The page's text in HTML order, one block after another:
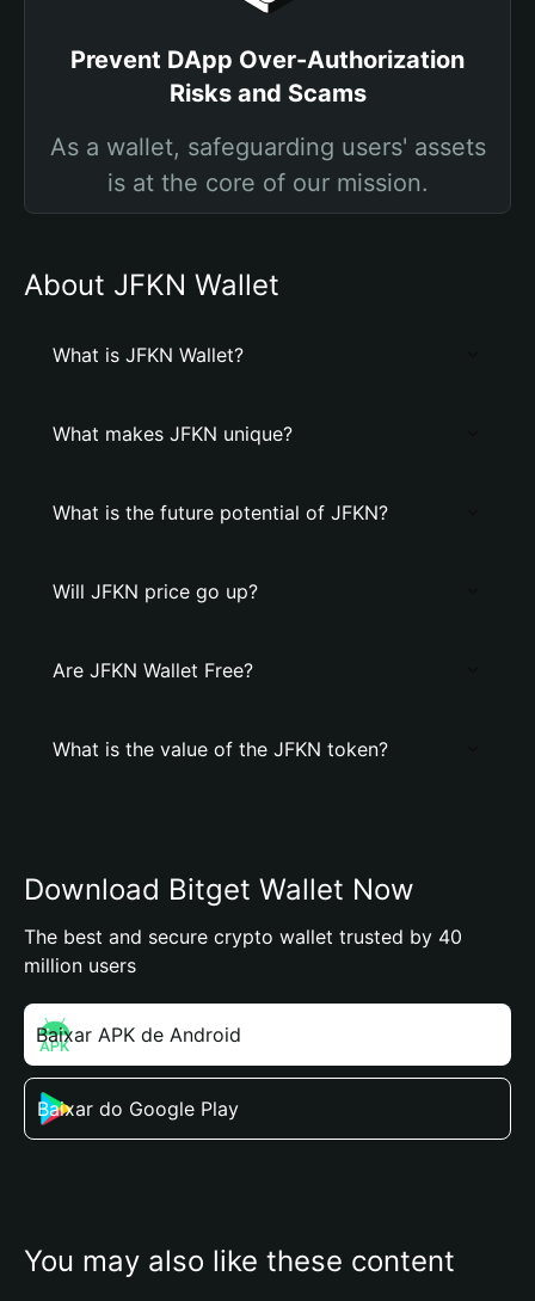
Prevent DApp Over-Authorization
Risks and Scams
As a wallet, safeguarding users' assets
is at the core of our mission.
About JFKN Wallet
What is JFKN Wallet?
What makes JFKN unique?
What is the future potential of JFKN?
Will JFKN price go up?
Are JFKN Wallet Free?
What is the value of the JFKN token?
Download Bitget Wallet Now
The best and secure crypto wallet trusted by 40
million users
Baixar APK de Android
Baixar do Google Play
You may also like these content